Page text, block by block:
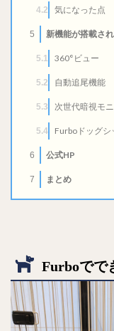
4.2 気になった点
5 新機能が搭載さ
5.1 360°ビュー
5.2 自動追尾機能
5.3 次世代暗視モ
5.4 Furboドッグシ
6 公式HP
7 まとめ
Furboでで